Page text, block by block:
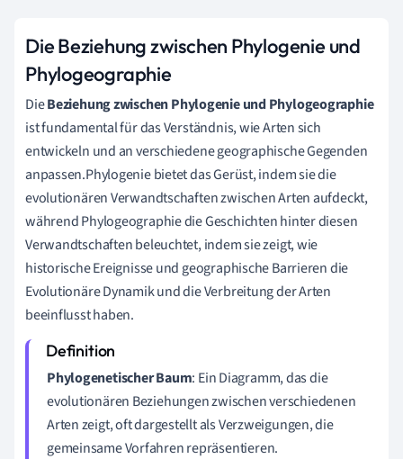
Die Beziehung zwischen Phylogenie und
Phylogeographie
DieBeziehung zwischen Phylogenie und Phylogeographie
ist fundamental für das Verständnis, wie Arten sich
entwickeln und an verschiedene geographische Gegenden
anpassen.Phylogenie bietet das Gerüst, indem sie die
evolutionären Verwandtschaften zwischen Arten aufdeckt,
während Phylogeographie die Geschichten hinter diesen
Verwandtschaften beleuchtet, indem sie zeigt, wie
historische Ereignisse und geographische Barrieren die
Evolutionäre Dynamik und die Verbreitung der Arten
beeinflusst haben.
Phylogenetischer Baum: Ein Diagramm, das die
evolutionären Beziehungen zwischen verschiedenen
Arten zeigt, oft dargestellt als Verzweigungen, die
gemeinsame Vorfahren repräsentieren.